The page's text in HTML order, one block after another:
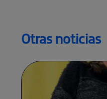
Otras noticias